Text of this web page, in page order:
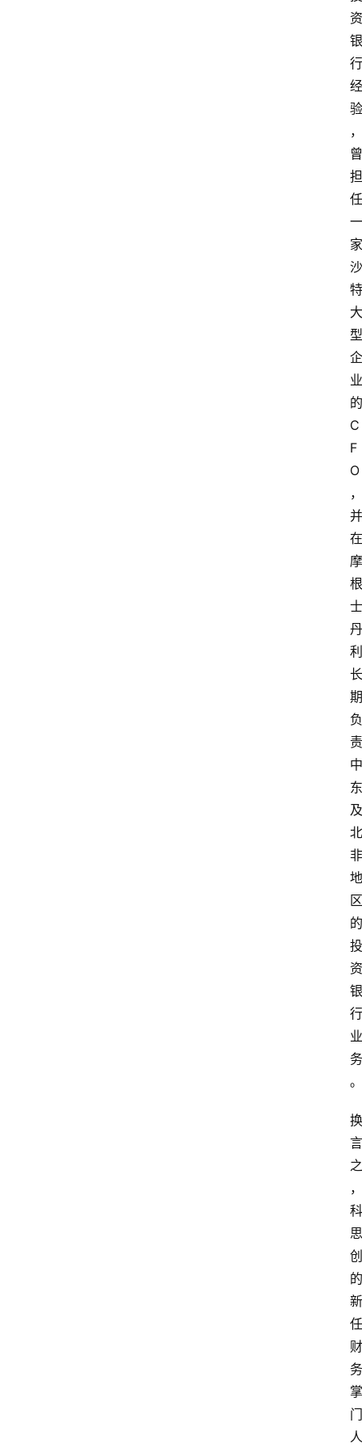
资
银
行
经
验
，
曾
担
任
一
家
沙
特
大
型
企
业
的
C
F
O
，
并
在
摩
根
士
丹
利
长
期
负
责
中
东
及
北
非
地
区
的
投
资
银
行
业
务
。
换
言
之
，
科
思
创
的
新
任
财
务
掌
门
人